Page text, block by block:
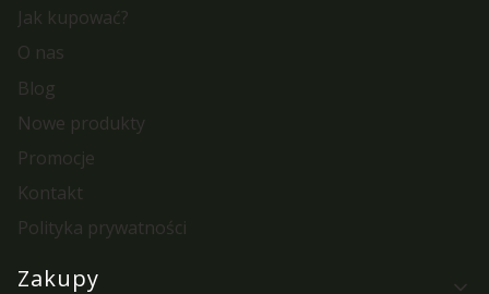
Jak kupować?
O nas
Blog
Nowe produkty
Promocje
Kontakt
Polityka prywatności
Zakupy